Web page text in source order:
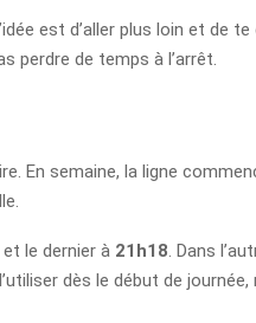
est d’aller plus loin et de
perdre de temps à l’arrêt.
En semaine, la ligne
et le dernier à 21h18 . Dans
dès le début de